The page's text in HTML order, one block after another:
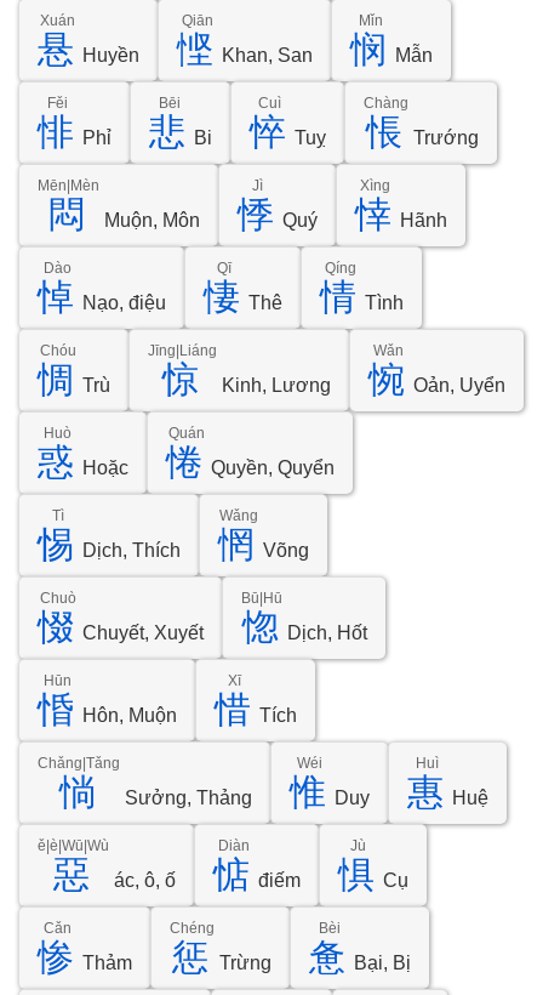
悬
Xuán
Huyền 悭
Qiān
Khan, San 悯
Mǐn
Mẫn
悱
Fěi
Phỉ 悲
Bēi
Bi 悴
Cuì
Tuỵ 悵
Chàng
Trướng
悶
Mēn|Mèn
Muộn, Môn 悸
Jì
Quý 悻
Xìng
Hãnh
悼
Dào
Nạo, điệu 悽
Qī
Thê 情
Qíng
Tình
惆
Chóu
Trù 惊
Jīng|Liáng
Kinh, Lương 惋
Wǎn
Oản, Uyển
惑
Huò
Hoặc 惓
Quán
Quyền, Quyển
惕
Tì
Dịch, Thích 惘
Wǎng
Võng
惙
Chuò
Chuyết, Xuyết 惚
Bū|Hū
Dịch, Hốt
惛
Hūn
Hôn, Muộn 惜
Xī
Tích
惝
Chǎng|Tǎng
Sưởng, Thảng 惟
Wéi
Duy 惠
Huì
Huệ
惡
ě|è|Wū|Wù
ác, ô, ố 惦
Diàn
điếm 惧
Jù
Cụ
惨
Cǎn
Thảm 惩
Chéng
Trừng 惫
Bèi
Bại, Bị